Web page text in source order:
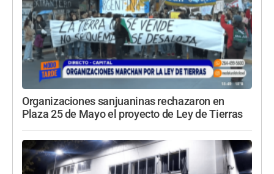
Organizaciones sanjuaninas rechazaron en
Plaza 25 de Mayo el proyecto de Ley de Tierras